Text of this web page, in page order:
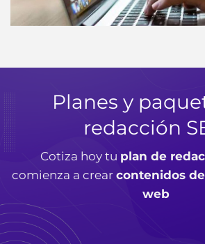
Planes y
redacción
Cotiza hoy tu plan de
comienza a crear contenidos
web